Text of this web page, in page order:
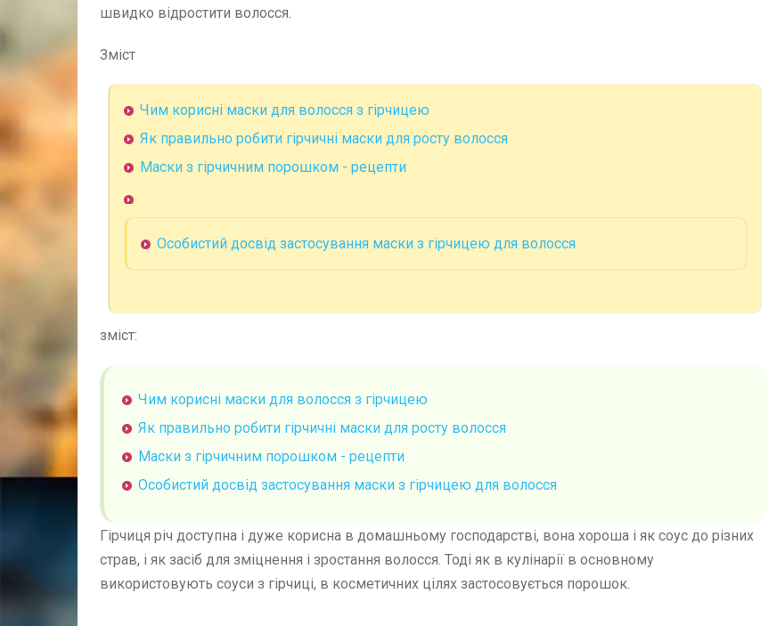
швидко відростити волосся.
Зміст
Чим корисні маски для волосся з гірчицею
Як правильно робити гірчичні маски для росту волосся
Маски з гірчичним порошком - рецепти
Особистий досвід застосування маски з гірчицею для волосся
зміст:
Чим корисні маски для волосся з гірчицею
Як правильно робити гірчичні маски для росту волосся
Маски з гірчичним порошком - рецепти
Особистий досвід застосування маски з гірчицею для волосся
Гірчиця річ доступна і дуже корисна в домашньому господарстві, вона хороша і як соус до різних
страв, і як засіб для зміцнення і зростання волосся. Тоді як в кулінарії в основному
використовують соуси з гірчиці, в косметичних цілях застосовується порошок.